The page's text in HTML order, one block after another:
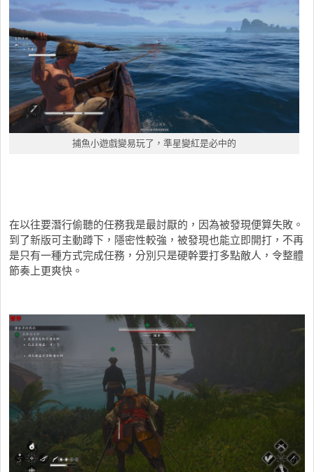
捕魚小遊戲變易玩了，準星變紅是必中的
在以往要潛行偷聽的任務我是最討厭的，因為被發現便算失敗。
到了新版可主動蹲下，隱密性較強，被發現也能立即開打，不再
是只有一種方式完成任務，分別只是硬幹要打多點敵人，令整體
節奏上更爽快。